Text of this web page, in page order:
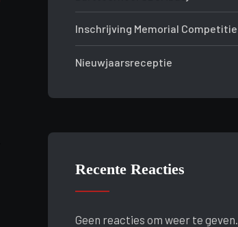
Inschrijving Memorial Competitie
Nieuwjaarsreceptie
Recente Reacties
Geen reacties om weer te geven.